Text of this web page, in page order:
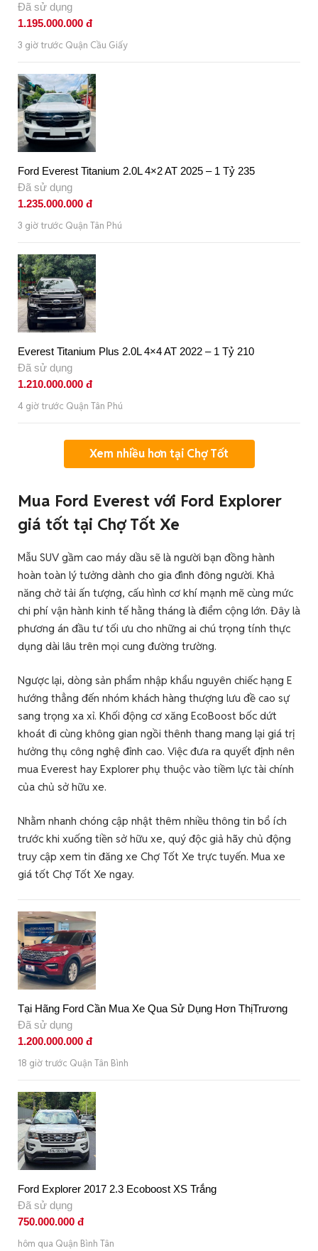
Đã sử dụng
1.195.000.000 đ
3 giờ trước Quận Cầu Giấy
Ford Everest Titanium 2.0L 4×2 AT 2025 – 1 Tỷ 235
Đã sử dụng
1.235.000.000 đ
3 giờ trước Quận Tân Phú
Everest Titanium Plus 2.0L 4×4 AT 2022 – 1 Tỷ 210
Đã sử dụng
1.210.000.000 đ
4 giờ trước Quận Tân Phú
Xem nhiều hơn tại Chợ Tốt
Mua Ford Everest với Ford Explorer
giá tốt tại Chợ Tốt Xe
Mẫu SUV gầm cao máy dầu sẽ là người bạn đồng hành
hoàn toàn lý tưởng dành cho gia đình đông người. Khả
năng chở tải ấn tượng, cấu hình cơ khí mạnh mẽ cùng mức
chi phí vận hành kinh tế hằng tháng là điểm cộng lớn. Đây là
phương án đầu tư tối ưu cho những ai chú trọng tính thực
dụng dài lâu trên mọi cung đường trường.
Ngược lại, dòng sản phẩm nhập khẩu nguyên chiếc hạng E
hướng thẳng đến nhóm khách hàng thượng lưu đề cao sự
sang trọng xa xỉ. Khối động cơ xăng EcoBoost bốc dứt
khoát đi cùng không gian ngồi thênh thang mang lại giá trị
hưởng thụ công nghệ đỉnh cao. Việc đưa ra quyết định nên
mua Everest hay Explorer phụ thuộc vào tiềm lực tài chính
của chủ sở hữu xe.
Nhằm nhanh chóng cập nhật thêm nhiều thông tin bổ ích
trước khi xuống tiền sở hữu xe, quý độc giả hãy chủ động
truy cập xem tin đăng xe Chợ Tốt Xe trực tuyến. Mua xe
giá tốt Chợ Tốt Xe ngay.
Tại Hãng Ford Cần Mua Xe Qua Sử Dụng Hơn ThịTrương
Đã sử dụng
1.200.000.000 đ
18 giờ trước Quận Tân Bình
Ford Explorer 2017 2.3 Ecoboost XS Trắng
Đã sử dụng
750.000.000 đ
hôm qua Quận Bình Tân